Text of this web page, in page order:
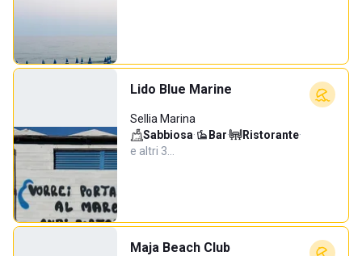
Lido Blue Marine
Sellia Marina
Sabbiosa· Bar· Ristorante·
e altri 3…
Maja Beach Club